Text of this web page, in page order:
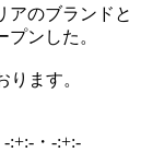
アのブランドと
ンした。
ます。
:+:-・-:+:-